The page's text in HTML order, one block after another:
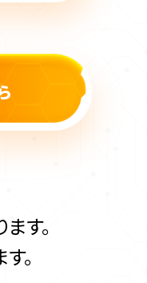
す。
。